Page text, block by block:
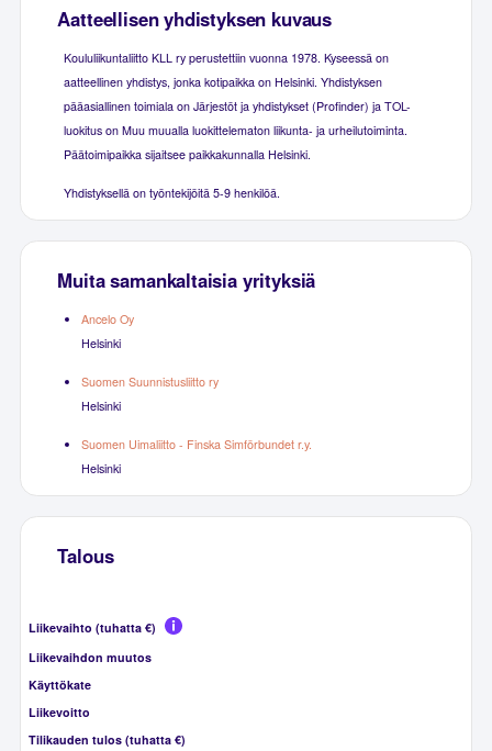
Aatteellisen yhdistyksen kuvaus
Koululiikuntaliitto KLL ry perustettiin vuonna 1978. Kyseessä on
aatteellinen yhdistys, jonka kotipaikka on Helsinki. Yhdistyksen
pääasiallinen toimiala on Järjestöt ja yhdistykset (Profinder) ja TOL-
luokitus on Muu muualla luokittelematon liikunta- ja urheilutoiminta.
Päätoimipaikka sijaitsee paikkakunnalla Helsinki.
Yhdistyksellä on työntekijöitä 5-9 henkilöä.
Muita samankaltaisia yrityksiä
Ancelo Oy
Helsinki
Suomen Suunnistusliitto ry
Helsinki
Suomen Uimaliitto - Finska Simförbundet r.y.
Helsinki
Talous
Liikevaihto (tuhatta €)
Liikevaihdon muutos
Käyttökate
Liikevoitto
Tilikauden tulos (tuhatta €)